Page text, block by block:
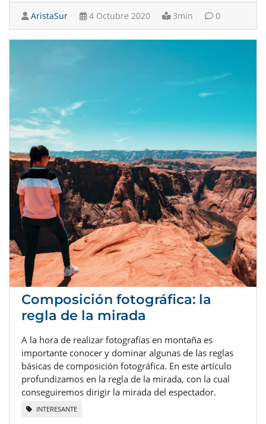
AristaSur 4 Octubre 2020 3min 0
Composición fotográfica: la
regla de la mirada
A la hora de realizar fotografías en montaña es
importante conocer y dominar algunas de las reglas
básicas de composición fotográfica. En este artículo
profundizamos en la regla de la mirada, con la cual
conseguiremos dirigir la mirada del espectador.
INTERESANTE